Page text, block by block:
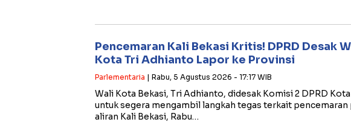
Pencemaran Kali Bekasi Kritis! DPRD Desak
Kota Tri Adhianto Lapor ke Provinsi
Parlementaria | Rabu, 5 Agustus 2026 - 17:17 WIB
Wali Kota Bekasi, Tri Adhianto, didesak Komisi 2 DPRD
untuk segera mengambil langkah tegas terkait pencemaran
aliran Kali Bekasi, Rabu…